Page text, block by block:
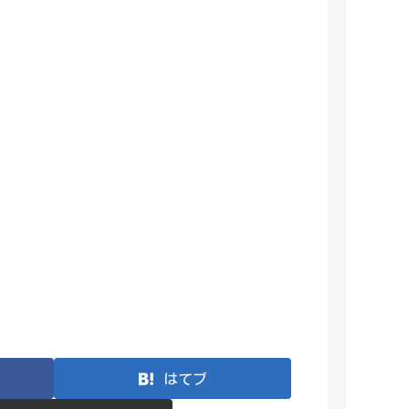
はてブ